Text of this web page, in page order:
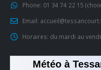
Phone: 01 34 74 22 15
Email:
Horaires: du mardi au
Météo à